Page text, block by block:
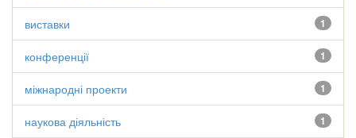
1
виставки
1
конференції
1
міжнародні проекти
1
наукова діяльність